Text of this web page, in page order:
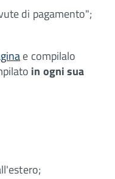
di pagamento";
e compilalo
in ogni sua